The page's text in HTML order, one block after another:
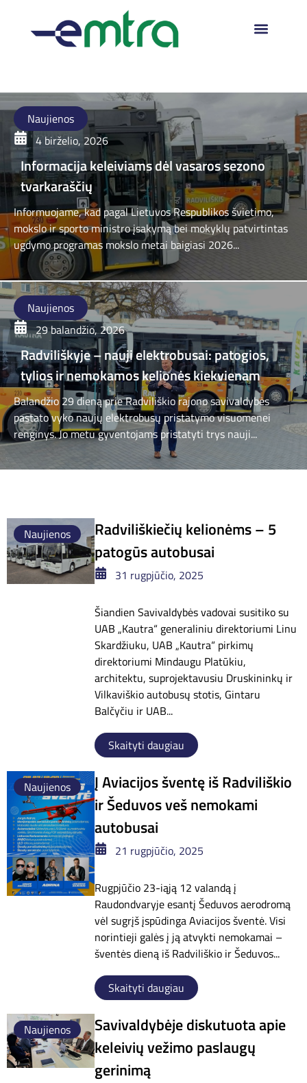
Naujienos
4 birželio, 2026
Informacija keleiviams dėl vasaros sezono
tvarkaraščių
Informuojame, kad pagal Lietuvos Respublikos švietimo,
mokslo ir sporto ministro įsakymą bei mokyklų patvirtintas
ugdymo programas mokslo metai baigiasi 2026...
Naujienos
29 balandžio, 2026
Radviliškyje – nauji elektrobusai: patogios,
tylios ir nemokamos kelionės kiekvienam
Balandžio 29 dieną prie Radviliškio rajono savivaldybės
pastato vyko naujų elektrobusų pristatymo visuomenei
renginys. Jo metu gyventojams pristatyti trys nauji...
Naujienos
Radviliškiečių kelionėms – 5
patogūs autobusai
31 rugpjūčio, 2025
Šiandien Savivaldybės vadovai susitiko su
UAB „Kautra“ generaliniu direktoriumi Linu
Skardžiuku, UAB „Kautra“ pirkimų
direktoriumi Mindaugu Platūkiu,
architektu, suprojektavusiu Druskininkų ir
Vilkaviškio autobusų stotis, Gintaru
Balčyčiu ir UAB...
Skaityti daugiau
Naujienos
Į Aviacijos šventę iš Radviliškio
ir Šeduvos veš nemokami
autobusai
21 rugpjūčio, 2025
Rugpjūčio 23-iąją 12 valandą į
Raudondvaryje esantį Šeduvos aerodromą
vėl sugrįš įspūdinga Aviacijos šventė. Visi
norintieji galės į ją atvykti nemokamai –
šventės dieną iš Radviliškio ir Šeduvos...
Skaityti daugiau
Naujienos
Savivaldybėje diskutuota apie
keleivių vežimo paslaugų
gerinimą